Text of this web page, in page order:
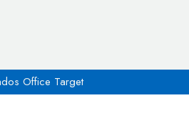
Office Target